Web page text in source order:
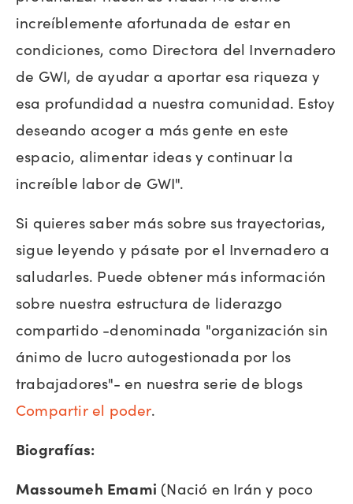
increíblemente afortunada de estar en
condiciones, como Directora del Invernadero
de GWI, de ayudar a aportar esa riqueza y
esa profundidad a nuestra comunidad. Estoy
deseando acoger a más gente en este
espacio, alimentar ideas y continuar la
increíble labor de GWI".
Si quieres saber más sobre sus trayectorias,
sigue leyendo y pásate por el Invernadero a
saludarles. Puede obtener más información
sobre nuestra estructura de liderazgo
compartido -denominada "organización sin
ánimo de lucro autogestionada por los
trabajadores"- en nuestra serie de blogs
Compartir el poder.
Biografías:
Massoumeh Emami (Nació en Irán y poco